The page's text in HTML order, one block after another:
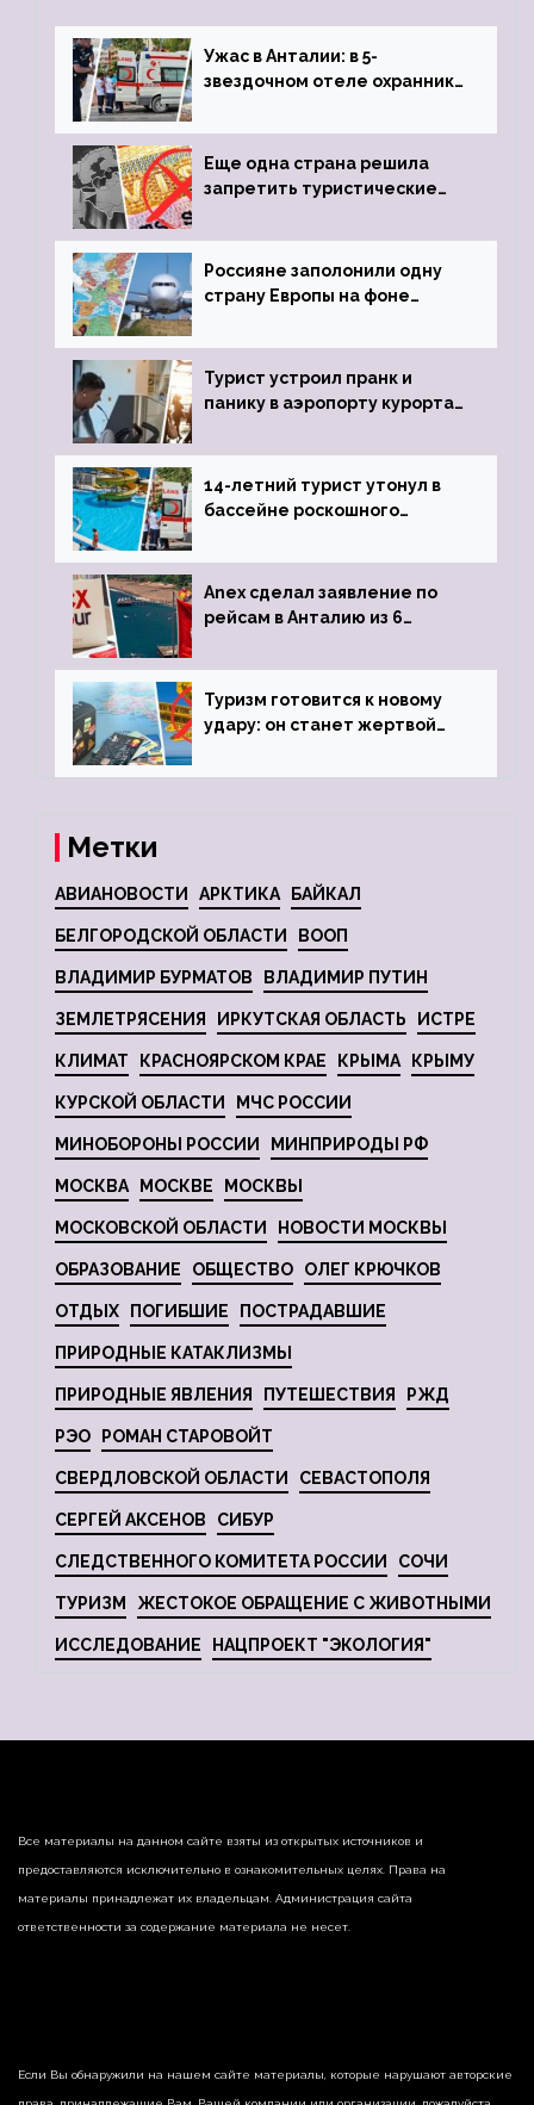
Ужас в Анталии: в 5-
звездочном отеле охранник
пистолета
Еще одна страна решила
запретить туристические
Россияне заполонили одну
страну Европы на фоне
виз
Турист устроил пранк и
панику в аэропорту курорта,
задержке рейса
14-летний турист утонул в
бассейне роскошного
Anex сделал заявление по
рейсам в Анталию из 6
Туризм готовится к новому
удару: он станет жертвой
Метки
АВИАНОВОСТИ АРКТИКА БАЙКАЛ
БЕЛГОРОДСКОЙ ОБЛАСТИ ВООП
ВЛАДИМИР БУРМАТОВ ВЛАДИМИР ПУТИН
ЗЕМЛЕТРЯСЕНИЯ ИРКУТСКАЯ ОБЛАСТЬ ИСТРЕ
КЛИМАТ КРАСНОЯРСКОМ КРАЕ КРЫМА КРЫМУ
КУРСКОЙ ОБЛАСТИ МЧС РОССИИ
МИНОБОРОНЫ РОССИИ МИНПРИРОДЫ РФ
МОСКВА МОСКВЕ МОСКВЫ
МОСКОВСКОЙ ОБЛАСТИ НОВОСТИ МОСКВЫ
ОБРАЗОВАНИЕ ОБЩЕСТВО ОЛЕГ КРЮЧКОВ
ОТДЫХ ПОГИБШИЕ ПОСТРАДАВШИЕ
ПРИРОДНЫЕ КАТАКЛИЗМЫ
ПРИРОДНЫЕ ЯВЛЕНИЯ ПУТЕШЕСТВИЯ РЖД
РЭО РОМАН СТАРОВОЙТ
СВЕРДЛОВСКОЙ ОБЛАСТИ СЕВАСТОПОЛЯ
СЕРГЕЙ АКСЕНОВ СИБУР
СЛЕДСТВЕННОГО КОМИТЕТА РОССИИ СОЧИ
ТУРИЗМ ЖЕСТОКОЕ ОБРАЩЕНИЕ С ЖИВОТНЫМИ
ИССЛЕДОВАНИЕ НАЦПРОЕКТ "ЭКОЛОГИЯ"
Все материалы на данном сайте взяты из открытых источников и
предоставляются исключительно в ознакомительных целях. Права на
материалы принадлежат их владельцам. Администрация сайта
ответственности за содержание материала не несет.
Если Вы обнаружили на нашем сайте материалы, которые нарушают авторские